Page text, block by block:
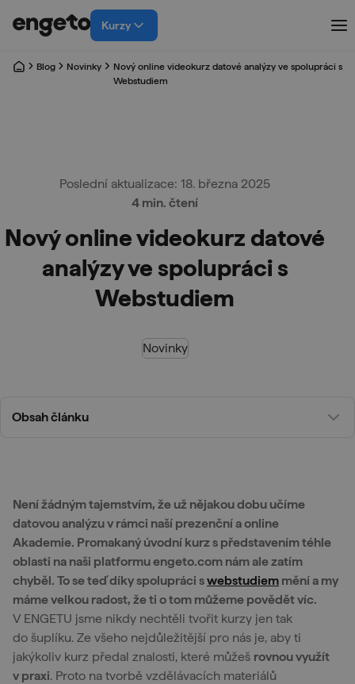
Kurzy
Blog Novinky
Nový online videokurz datové analýzy ve spolupráci s
Webstudiem
Poslední aktualizace: 18. března 2025
4 min. čtení
Nový online videokurz datové
analýzy ve spolupráci s
Webstudiem
Novinky
Obsah článku
Není žádným tajemstvím, že už nějakou dobu učíme
datovou analýzu v rámci naší prezenční a online
Akademie. Promakaný úvodní kurz s představením téhle
oblasti na naši platformu engeto.com nám ale zatím
chyběl. To se teď díky spolupráci swebstudiem mění a my
máme velkou radost, že ti o tom můžeme povědět víc.
V ENGETU jsme nikdy nechtěli tvořit kurzy jen tak
do šuplíku. Ze všeho nejdůležitější pro nás je, aby ti
jakýkoliv kurz předal znalosti, které můžeš rovnou využít
v praxi. Proto na tvorbě vzdělávacích materiálů